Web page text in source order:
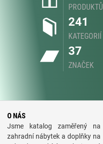
PRODUKTŮ
241
KATEGORIÍ
37
ZNAČEK
O NÁS
Jsme katalog zaměřený na
zahradní nábytek a doplňky na